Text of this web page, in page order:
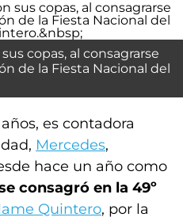
copas, al consagrarse
de la Fiesta Nacional del
es contadora
Mercedes,
hace un año como
consagró en la 49º
Quintero, por la